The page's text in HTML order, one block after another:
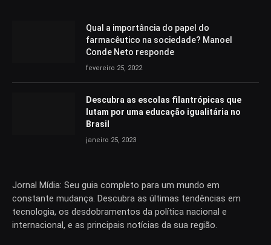
Qual a importância do papel do
farmacêutico na sociedade? Manoel
Conde Neto responde
fevereiro 25, 2022
Descubra as escolas filantrópicas que
lutam por uma educação igualitária no
Brasil
janeiro 25, 2023
Jornal Mídia: Seu guia completo para um mundo em
constante mudança. Descubra as últimas tendências em
tecnologia, os desdobramentos da política nacional e
internacional, e as principais notícias da sua região.